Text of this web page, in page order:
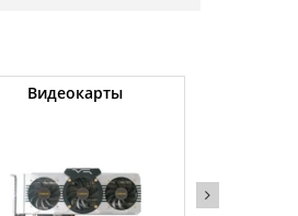
Видеокарты